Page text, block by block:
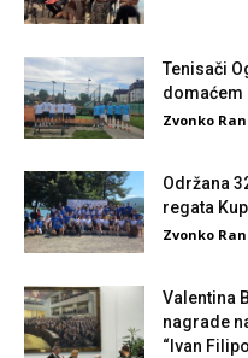
Tenisači
domaćem
Zvonko
Održana
regata
Zvonko
Valentina
nagrade
“Ivan